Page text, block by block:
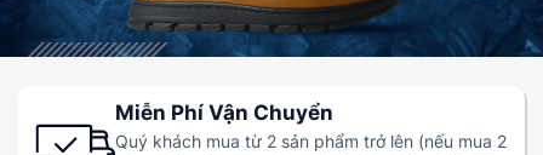
Miễn Phí Vận Chuyển
Quý khách mua từ 2 sản phẩm trở lên (nếu mua 2